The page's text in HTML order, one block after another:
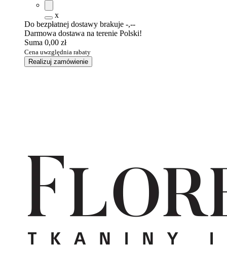
x
Do bezpłatnej dostawy brakuje -,--
Darmowa dostawa na terenie Polski!
Suma 0,00 zł
Cena uwzględnia rabaty
Realizuj zamówienie